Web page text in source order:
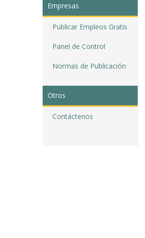
Empresas
Publicar Empleos Gratis
Panel de Control
Normas de Publicación
Otros
Contáctenos